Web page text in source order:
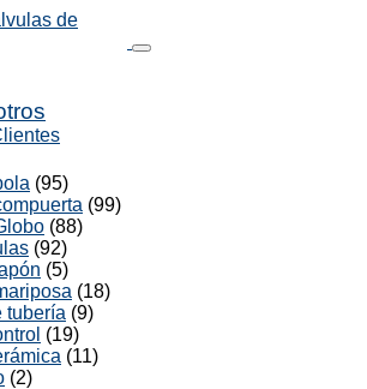
(95)
(99)
(88)
(92)
(5)
(18)
tubería (9)
(19)
(11)
(2)